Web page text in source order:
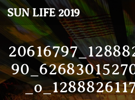
ン
ン
ツ
へ
ス
キ
ッ
プ
SUN LIFE 2019